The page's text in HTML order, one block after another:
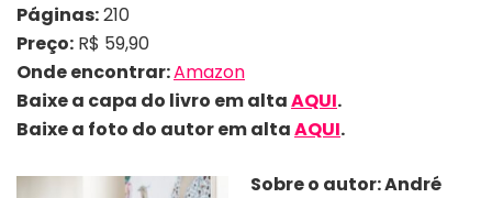
Páginas:210
Preço: R$ 59,90
Onde encontrar:Amazon
Baixe a capa do livro em altaAQUI.
Baixe a foto do autor em altaAQUI.
Sobre o autor:André